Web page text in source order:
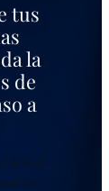
tus
la
de
a
Llena el